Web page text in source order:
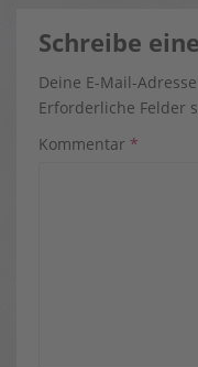
Schreibe
Deine E-Mail-
Erforderliche Felder
Kommentar *